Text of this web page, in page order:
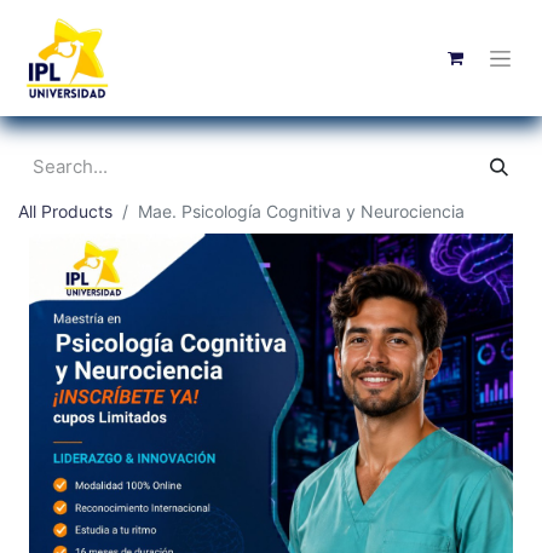
All Products Mae. Psicología Cognitiva y Neurociencia